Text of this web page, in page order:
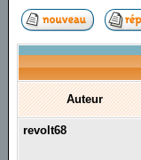
Auteur
revolt68